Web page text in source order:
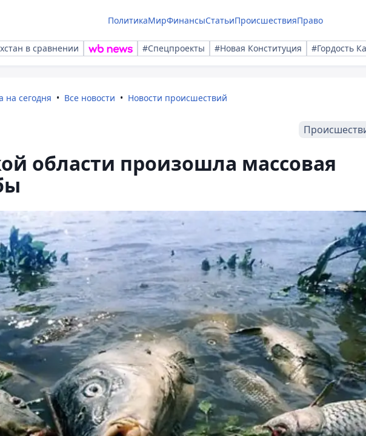
ПолитикаМирФинансыСтатьиПроисшествияПраво
в сравнении #Спецпроекты #Новая Конституция #Гордость
на сегодня Все новости Новости происшествий
области произошла массовая